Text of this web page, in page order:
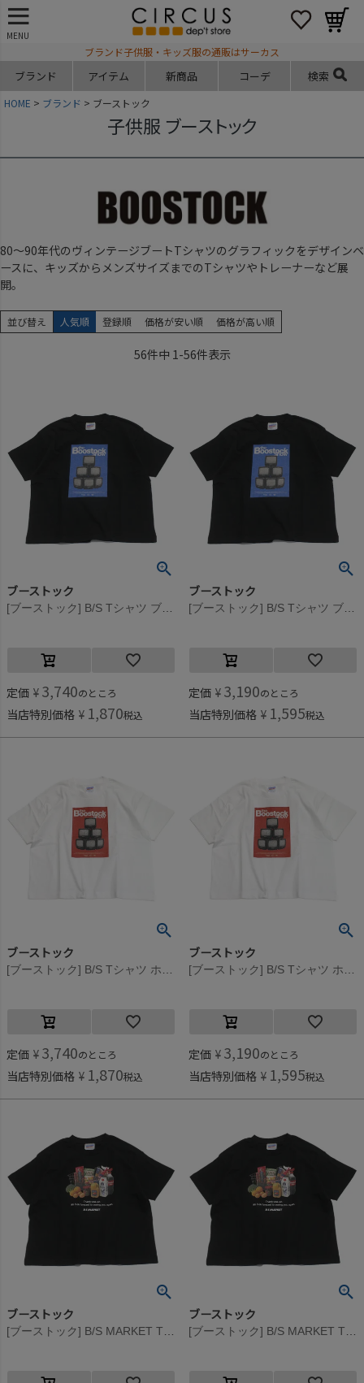
MENU
ブランド子供服・キッズ服の通販はサーカス
ブランド アイテム 新商品 コーデ 検索
HOME ブランド ブーストック
子供服 ブーストック
80～90年代のヴィンテージブートTシャツのグラフィックをデザインベ
ースに、キッズからメンズサイズまでのTシャツやトレーナーなど展
開。
並び替え 人気順 登録順 価格が安い順 価格が高い順
56件中 1 -56件表示
ブーストック
定価 ¥ 3,740のところ
当店特別価格 ¥ 1,870税込
ブーストック
定価 ¥ 3,190のところ
当店特別価格 ¥ 1,595税込
ブーストック
定価 ¥ 3,740のところ
当店特別価格 ¥ 1,870税込
ブーストック
定価 ¥ 3,190のところ
当店特別価格 ¥ 1,595税込
ブーストック ブーストック